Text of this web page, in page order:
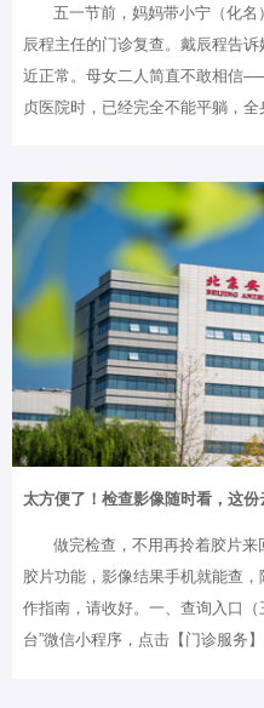
五一节前，妈妈带小宁（化
辰程主任的门诊复查。戴辰程告
近正常。母女二人简直不敢相信
贞医院时，已经完全不能平躺，
她偶尔会感到心慌，休息几分钟
小宁开始觉得活动后容易累、喘
彩超的结果让接诊医生倒吸一口
（正常值应大于55%），重度二尖
竭。心电图提示心率高150次/分
医生建议考虑心脏移植，有的…
太方便了！检查影像随时看，这
做完检查，不用再拎着胶片
胶片功能，影像结果手机就能查
作指南，请收好。一、查询入口
台”微信小程序，点击【门诊服务